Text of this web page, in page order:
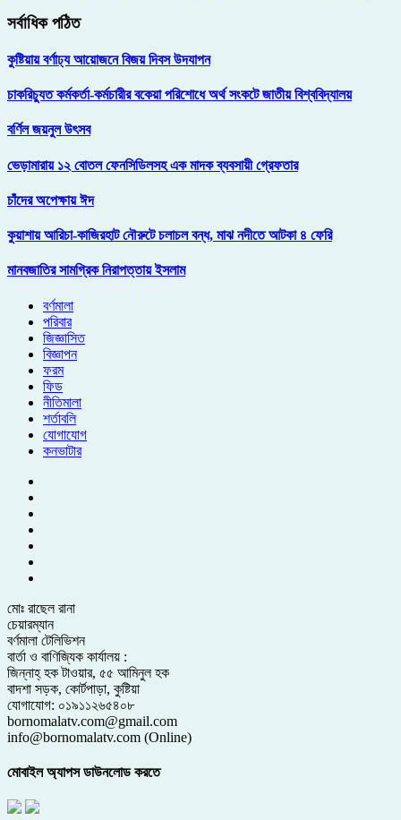
সর্বাধিক পঠিত
কুষ্টিয়ায় বর্ণাঢ্য আয়োজনে বিজয় দিবস উদযাপন
চাকরিচ্যুত কর্মকর্তা-কর্মচারীর বকেয়া পরিশোধে অর্থ সংকটে জাতীয় বিশ্ববিদ্যালয়
বর্ণিল জয়নুল উৎসব
ভেড়ামারায় ১২ বোতল ফেনসিডিলসহ এক মাদক ব্যবসায়ী গ্রেফতার
চাঁদের অপেক্ষায় ঈদ
কুয়াশায় আরিচা-কাজিরহাট নৌরুটে চলাচল বন্ধ, মাঝ নদীতে আটকা ৪ ফেরি
মানবজাতির সামগ্রিক নিরাপত্তায় ইসলাম
বর্ণমালা
পরিবার
জিজ্ঞাসিত
বিজ্ঞাপন
ফরম
ফিড
নীতিমালা
শর্তাবলি
যোগাযোগ
কনভাটার
মোঃ রাছেল রানা
চেয়ারম্যান
বর্ণমালা টেলিভিশন
বার্তা ও বাণিজ্যিক কার্যালয় :
জিন্নাহ্ হক টাওয়ার, ৫৫ আমিনুল হক
বাদশা সড়ক, কোর্টপাড়া, কুষ্টিয়া
যোগাযোগ: ০১৯১১২৬৫৪০৮
bornomalatv.com@gmail.com
info@bornomalatv.com (Online)
মোবাইল অ্যাপস ডাউনলোড করতে